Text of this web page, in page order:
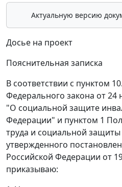
Актуальную версию
Досье на проект
Пояснительная записка
В соответствии с пунктом
Федерального закона от 24
"О социальной защите
Федерации" и пунктом 1
труда и социальной
утвержденного
Российской Федерации от
приказываю: